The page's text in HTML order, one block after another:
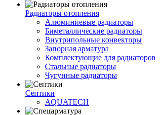
Радиаторы отопления
Алюминиевые радиаторы
Биметаллические радиаторы
Внутрипольные конвекторы
Запорная арматура
Комплектующие для радиаторов
Стальные радиаторы
Чугунные радиаторы
Септики
AQUATECH